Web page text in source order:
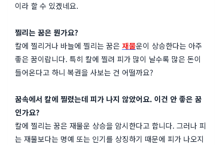
이라 할 수 있겠네요.
찔리는 꿈은 뭔가요?
칼에 찔리거나 바늘에 찔리는 꿈은 재물운이 상승한다는 아주
좋은 꿈이랍니다. 특히 칼에 찔려 피가 많이 날수록 많은 돈이
들어온다고 하니 복권을 사보는 건 어떨까요?
꿈속에서 칼에 찔렸는데 피가 나지 않았어요. 이건 안 좋은 꿈
인가요?
칼에 찔리는 꿈은 재물운 상승을 암시한다고 합니다. 그러나 피
는 재물보다는 명예 또는 인기를 상징하기 때문에 피가 나오지